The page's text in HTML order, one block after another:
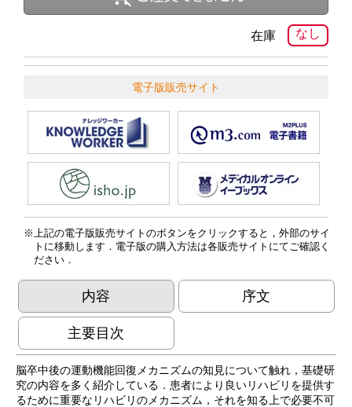
なし
在庫
電子版販売サイト
上記の電子版販売サイトのボタンをクリックすると，外部のサイ
トに移動します．電子版の購入方法は各販売サイトにてご確認く
ださい．
内容 序文
主要目次
脳卒中後の運動機能回復メカニズムの知見について触れ，基礎研
究の内容を多く紹介している．患者により良いリハビリを提供す
るために重要なリハビリのメカニズム，それを知る上で必要不可